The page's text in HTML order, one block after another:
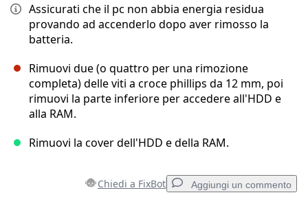
Assicurati che il pc non abbia energia residua
provando ad accenderlo dopo aver rimosso la
batteria.
Rimuovi due (o quattro per una rimozione
completa) delle viti a croce phillips da 12 mm, poi
rimuovi la parte inferiore per accedere all'HDD e
alla RAM.
Rimuovi la cover dell'HDD e della RAM.
Chiedi a FixBot Aggiungi un commento